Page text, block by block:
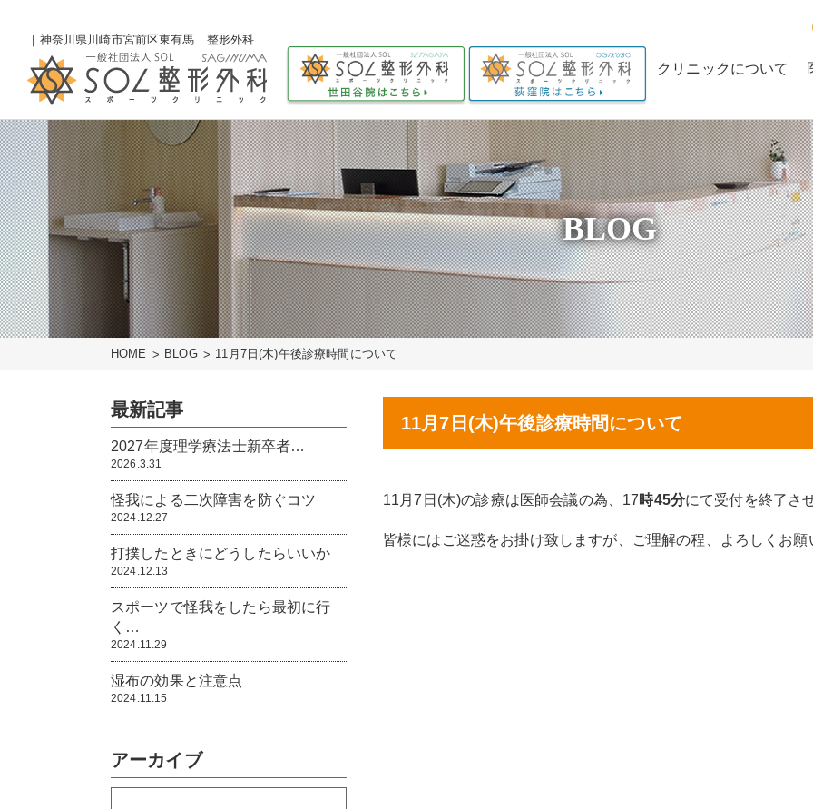
｜神奈川県川崎市宮前区東有馬｜整形外科｜
クリニックについて
当院の特長
院長からのメッセージ
求人情報
BLOG
HOME BLOG 11月7日(木)午後診療時間について
11月7日(木)午後診療時間について
11月7日(木)の診療は医師会議の為、17時45分にて受付を終了さ
皆様にはご迷惑をお掛け致しますが、ご理解の程、よろしくお
最新記事
2027年度理学療法士新卒者…
2026.3.31
怪我による二次障害を防ぐコツ
2024.12.27
打撲したときにどうしたらいいか
2024.12.13
スポーツで怪我をしたら最初に行
く…
2024.11.29
湿布の効果と注意点
2024.11.15
アーカイブ